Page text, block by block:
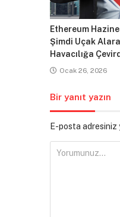
Ethereum
Şimdi Uçak
Havacılığa
Ocak 26, 2026
Bir yanıt yazın
E-posta adresiniz